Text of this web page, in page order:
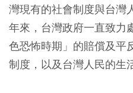
灣現有的社會制度與台灣
年來，台灣政府一直致力
色恐怖時期」的賠償及平
制度，以及台灣人民的生